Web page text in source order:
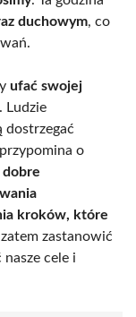
duchowym, co
ufać swojej
. Ludzie
dostrzegać
o
dobre
kroków, które
zastanowić
cele i